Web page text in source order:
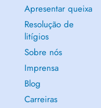
Apresentar queixa
Resolução de
litígios
Sobre nós
Imprensa
Blog
Carreiras